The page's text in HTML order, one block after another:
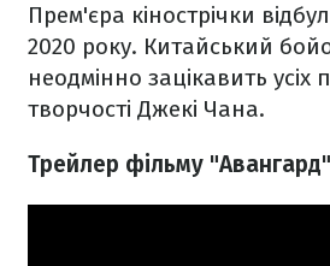
Прем'єра кінострічки
2020 року. Китайський
неодмінно зацікавить усіх
творчості Джекі Чана.
Трейлер фільму